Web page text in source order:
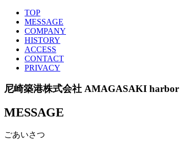
TOP
MESSAGE
COMPANY
HISTORY
ACCESS
CONTACT
PRIVACY
尼崎築港株式会社 AMAGASAKI harbor
MESSAGE
ごあいさつ